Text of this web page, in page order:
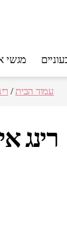
מגשי
עמוד הבית/
רינג איכותי